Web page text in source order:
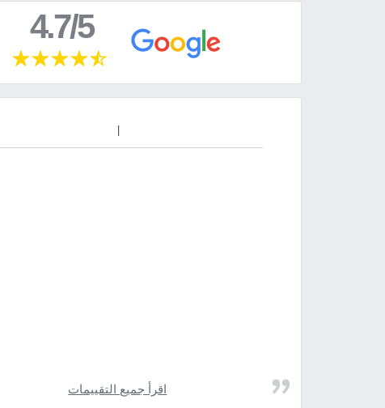
4.7/5
اقرأ جميع التقييمات